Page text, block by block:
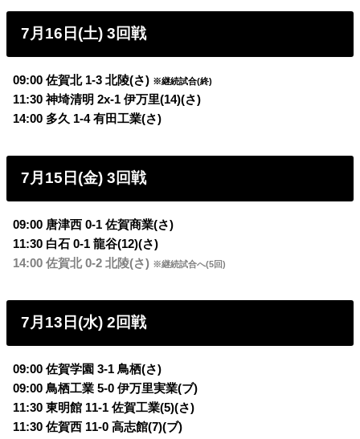
7月16日(土) 3回戦
09:00 佐賀北 1-3 北陵(さ) ※継続試合(終)
11:30 神埼清明 2x-1 伊万里(14)(さ)
14:00 多久 1-4 有田工業(さ)
7月15日(金) 3回戦
09:00 唐津西 0-1 佐賀商業(さ)
11:30 白石 0-1 龍谷(12)(さ)
14:00 佐賀北 0-2 北陵(さ) ※継続試合へ(5回)
7月13日(水) 2回戦
09:00 佐賀学園 3-1 鳥栖(さ)
09:00 鳥栖工業 5-0 伊万里実業(ブ)
11:30 東明館 11-1 佐賀工業(5)(さ)
11:30 佐賀西 11-0 高志館(7)(ブ)